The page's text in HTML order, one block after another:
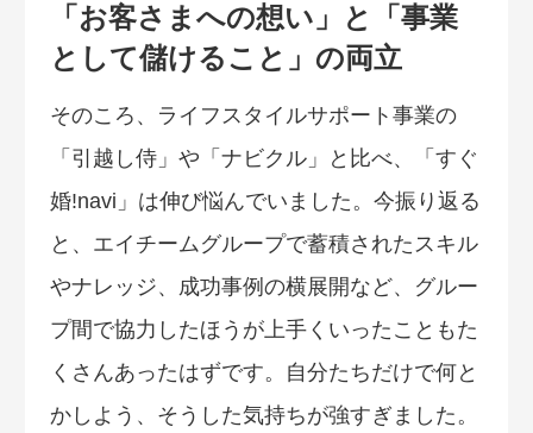
「お客さまへの想い」と「事業
として儲けること」の両立
そのころ、ライフスタイルサポート事業の
「引越し侍」や「ナビクル」と比べ、「すぐ
婚!navi」は伸び悩んでいました。今振り返る
と、エイチームグループで蓄積されたスキル
やナレッジ、成功事例の横展開など、グルー
プ間で協力したほうが上手くいったこともた
くさんあったはずです。自分たちだけで何と
かしよう、そうした気持ちが強すぎました。